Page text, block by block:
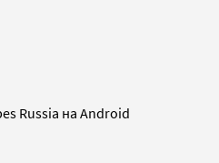
Russia на Android